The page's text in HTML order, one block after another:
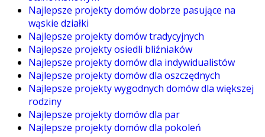
Najlepsze projekty domów dobrze pasujące na
wąskie działki
Najlepsze projekty domów tradycyjnych
Najlepsze projekty osiedli bliźniaków
Najlepsze projekty domów dla indywidualistów
Najlepsze projekty domów dla oszczędnych
Najlepsze projekty wygodnych domów dla większej
rodziny
Najlepsze projekty domów dla par
Najlepsze projekty domów dla pokoleń